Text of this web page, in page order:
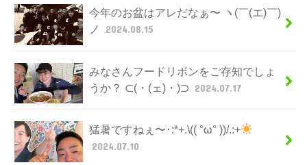
今年のお盆はアレだなぁ〜 ヽ(￣(エ)￣)
ノ
2024.08.15
みなさんフードリボンをご存知でしょ
うか？ ⊂(・(ェ)・)⊃ 2024.07.17
猛暑ですねぇ〜･:*+.\(( °ω° ))/.:+
2024.07.10